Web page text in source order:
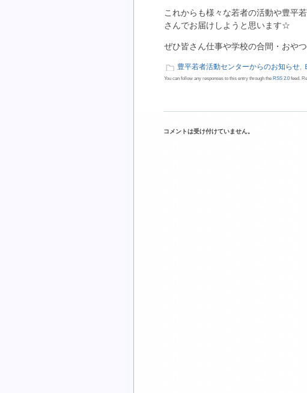
これからも様々な若者の活動や豊平
さんでお届けしようと思います☆
ぜひ皆さん仕事や学校の合間・おや
豊平若者活動センターからのお知らせ,
You can follow any responses to this entry through the RSS 2.0 feed.
コメントは受け付けていません。